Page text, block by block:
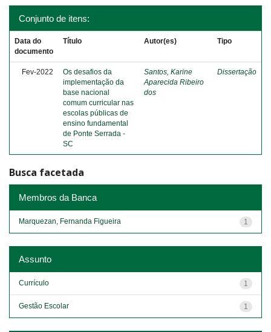
Conjunto de itens:
Data do
documento
Título Autor(es) Tipo
Fev-2022
Os desafios da
implementação da
base nacional
comum curricular nas
escolas públicas de
ensino fundamental
de Ponte Serrada -
SC
Santos, Karine
Aparecida Ribeiro
dos
Dissertação
Busca facetada
Membros da Banca
1
Marquezan, Fernanda Figueira
Assunto
1
Currículo
1
Gestão Escolar